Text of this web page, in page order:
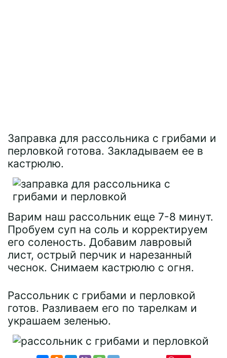
Заправка для рассольника с грибами и
перловкой готова. Закладываем ее в
кастрюлю.
Варим наш рассольник еще 7-8 минут.
Пробуем суп на соль и корректируем
его соленость. Добавим лавровый
лист, острый перчик и нарезанный
чеснок. Снимаем кастрюлю с огня.
Рассольник с грибами и перловкой
готов. Разливаем его по тарелкам и
украшаем зеленью.